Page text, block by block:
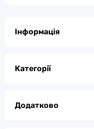
Інформація
Категорії
Додатково